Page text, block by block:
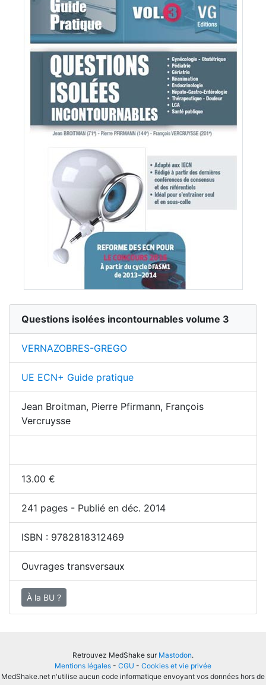
Questions isolées incontournables volume 3
VERNAZOBRES-GREGO
UE ECN+ Guide pratique
Jean Broitman, Pierre Pfirmann, François
Vercruysse
13.00 €
241 pages - Publié en déc. 2014
ISBN : 9782818312469
Ouvrages transversaux
À la BU ?
Retrouvez MedShake sur Mastodon.
Mentions légales - CGU - Cookies et vie privée
MedShake.net n'utilise aucun code informatique envoyant vos données hors de